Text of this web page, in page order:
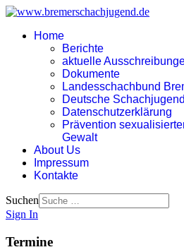
Home
Berichte
aktuelle
Dokumente
Landesschachbund
Deutsche Schachjugend
Datenschutzerklärung
Prävention
Gewalt
About Us
Impressum
Kontakte
Suchen
Sign In
Termine